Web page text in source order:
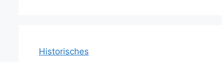
Historisches